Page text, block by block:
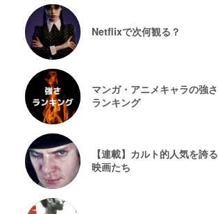
Netflixで次何観る？
マンガ・アニメキャラの強さ
ランキング
【連載】カルト的人気を誇る
映画たち